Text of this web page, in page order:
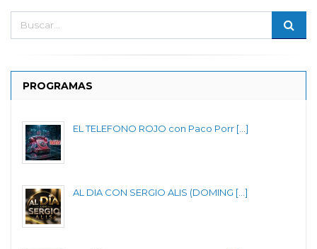
PROGRAMAS
EL TELEFONO ROJO con Paco Porr [...]
AL DIA CON SERGIO ALIS (DOMING [...]